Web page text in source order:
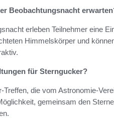
Beobachtungsnacht
erleben Teilnehmer eine
Himmelskörper und
für Sterngucker?
die vom Astronomie-
gemeinsam den